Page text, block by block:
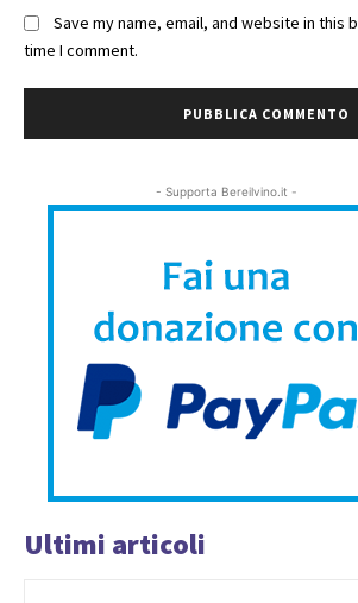
Save my name, email, and website in this
time I comment.
- Supporta Bereilvino.it -
Ultimi articoli